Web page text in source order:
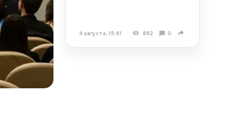
4 августа, 15:41 882 0